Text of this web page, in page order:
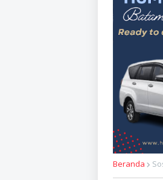
Beranda